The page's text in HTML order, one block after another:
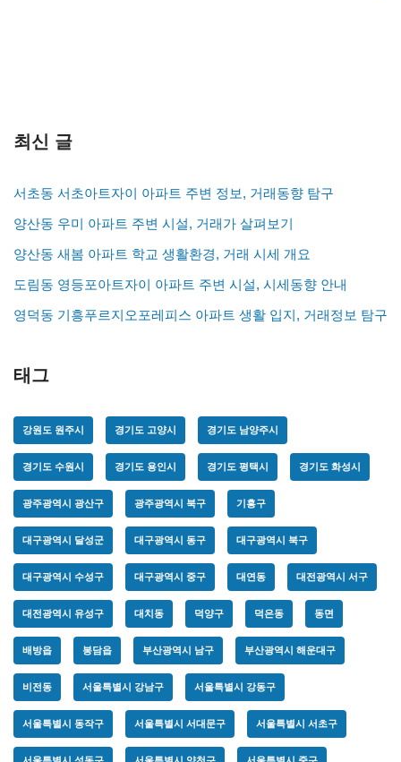
최신 글
서초동 서초아트자이 아파트 주변 정보, 거래동향 탐구
양산동 우미 아파트 주변 시설, 거래가 살펴보기
양산동 새봄 아파트 학교 생활환경, 거래 시세 개요
도림동 영등포아트자이 아파트 주변 시설, 시세동향 안내
영덕동 기흥푸르지오포레피스 아파트 생활 입지, 거래정보 탐구
태그
강원도 원주시 경기도 고양시 경기도 남양주시
경기도 수원시 경기도 용인시 경기도 평택시 경기도 화성시
광주광역시 광산구 광주광역시 북구 기흥구
대구광역시 달성군 대구광역시 동구 대구광역시 북구
대구광역시 수성구 대구광역시 중구 대연동 대전광역시 서구
대전광역시 유성구 대치동 덕양구 덕은동 동면
배방읍 봉담읍 부산광역시 남구 부산광역시 해운대구
비전동 서울특별시 강남구 서울특별시 강동구
서울특별시 동작구 서울특별시 서대문구 서울특별시 서초구